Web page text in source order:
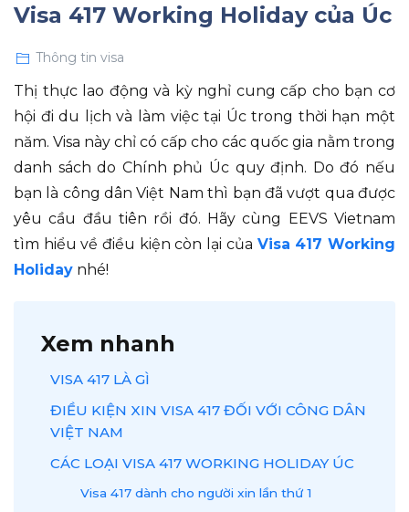
Visa 417 Working Holiday của Úc
Thông tin visa
Thị thực lao động và kỳ nghỉ cung cấp cho bạn cơ
hội đi du lịch và làm việc tại Úc trong thời hạn một
năm. Visa này chỉ có cấp cho các quốc gia nằm trong
danh sách do Chính phủ Úc quy định. Do đó nếu
bạn là công dân Việt Nam thì bạn đã vượt qua được
yêu cầu đầu tiên rồi đó. Hãy cùng EEVS Vietnam
tìm hiểu về điều kiện còn lại của Visa 417 Working
Holiday nhé!
Xem nhanh
VISA 417 LÀ GÌ
ĐIỀU KIỆN XIN VISA 417 ĐỐI VỚI CÔNG DÂN
VIỆT NAM
CÁC LOẠI VISA 417 WORKING HOLIDAY ÚC
Visa 417 dành cho người xin lần thứ 1